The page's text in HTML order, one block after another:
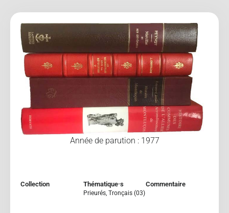
Année de parution : 1977
Collection Thématique·s
Prieurés, Tronçais (03)
Commentaire